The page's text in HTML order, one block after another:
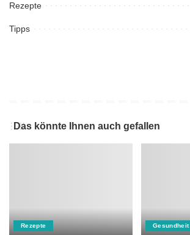
Rezepte
Tipps
Das könnte Ihnen auch gefallen
Rezepte Gesundheit